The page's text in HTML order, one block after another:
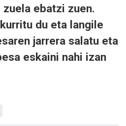
ebatzi zuen.
du eta langile
jarrera salatu eta
eskaini nahi izan